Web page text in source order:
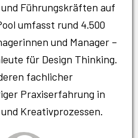
Führungskräften auf
umfasst rund 4.500
und Manager –
für Design Thinking.
fachlicher
Praxiserfahrung in
und Kreativprozessen.